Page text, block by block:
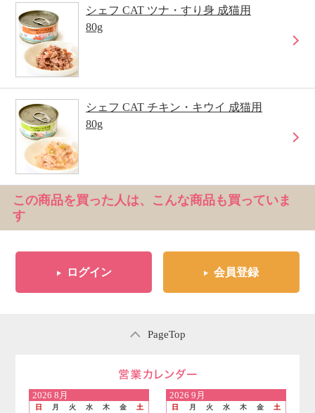
シェフ CAT ツナ・すり身 成猫用
80g
シェフ CAT チキン・キウイ 成猫用
80g
この商品を買った人は、こんな商品も買っていま
す
ログイン 会員登録
PageTop
2026 8月
日 月 火 水 木 金
土
2026 9月
日 月 火 水 木 金
土